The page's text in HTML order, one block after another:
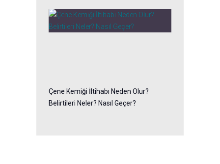
Çene Kemiği İltihabı Neden Olur?
Belirtileri Neler? Nasıl Geçer?